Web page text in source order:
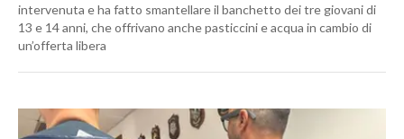
intervenuta e ha fatto smantellare il banchetto dei tre giovani di
13 e 14 anni, che offrivano anche pasticcini e acqua in cambio di
un’offerta libera